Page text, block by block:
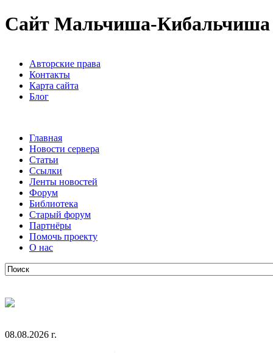
Сайт Мальчиша-Кибальчиша
Авторские права
Контакты
Карта сайта
Блог
Главная
Новости сервера
Статьи
Ссылки
Ленты новостей
Форум
Библиотека
Старый форум
Партнёры
Помочь проекту
О нас
08.08.2026 г.